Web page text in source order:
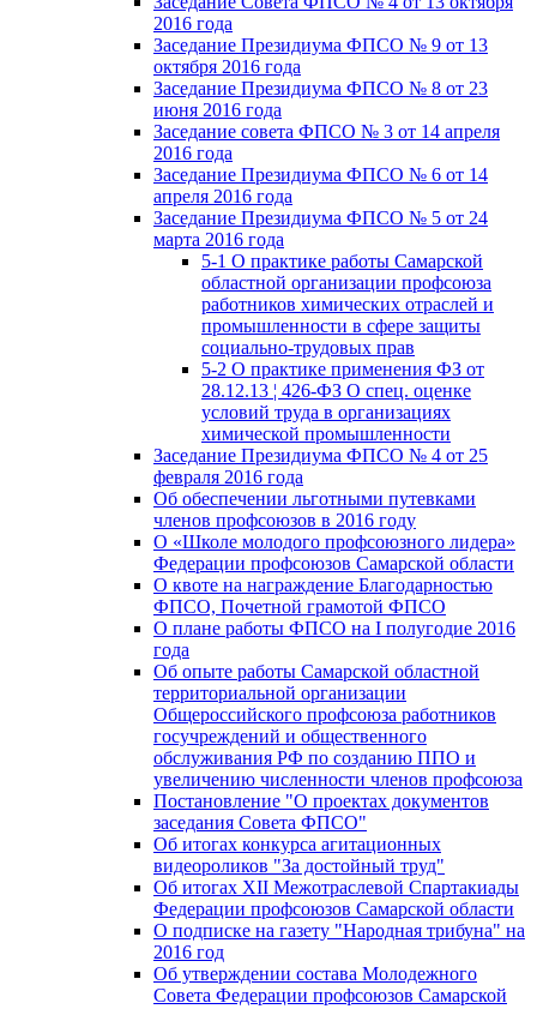
2016 года
Заседание Президиума ФПСО № 9 от 13
октября 2016 года
Заседание Президиума ФПСО № 8 от 23
июня 2016 года
Заседание совета ФПСО № 3 от 14 апреля
2016 года
Заседание Президиума ФПСО № 6 от 14
апреля 2016 года
Заседание Президиума ФПСО № 5 от 24
марта 2016 года
5-1 О практике работы Самарской
областной организации профсоюза
работников химических отраслей и
промышленности в сфере защиты
социально-трудовых прав
5-2 О практике применения ФЗ от
28.12.13 ¦ 426-ФЗ О спец. оценке
условий труда в организациях
химической промышленности
Заседание Президиума ФПСО № 4 от 25
февраля 2016 года
Об обеспечении льготными путевками
членов профсоюзов в 2016 году
О «Школе молодого профсоюзного лидера»
Федерации профсоюзов Самарской области
О квоте на награждение Благодарностью
ФПСО, Почетной грамотой ФПСО
О плане работы ФПСО на I полугодие 2016
года
Об опыте работы Самарской областной
территориальной организации
Общероссийского профсоюза работников
госучреждений и общественного
обслуживания РФ по созданию ППО и
увеличению численности членов профсоюза
Постановление "О проектах документов
заседания Совета ФПСО"
Об итогах конкурса агитационных
видеороликов "За достойный труд"
Об итогах XII Межотраслевой Спартакиады
Федерации профсоюзов Самарской области
О подписке на газету "Народная трибуна" на
2016 год
Об утверждении состава Молодежного
Совета Федерации профсоюзов Самарской